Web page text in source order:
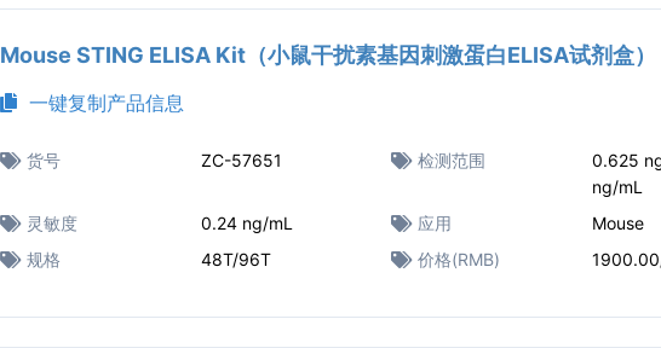
Mouse STING ELISA Kit（小鼠干扰素基因刺激蛋白ELISA试剂盒）
一键复制产品信息
货号 ZC-57651 检测范围
0.625
ng/mL
灵敏度
0.24 ng/mL 应用
Mouse
规格
48T/96T 价格(RMB)